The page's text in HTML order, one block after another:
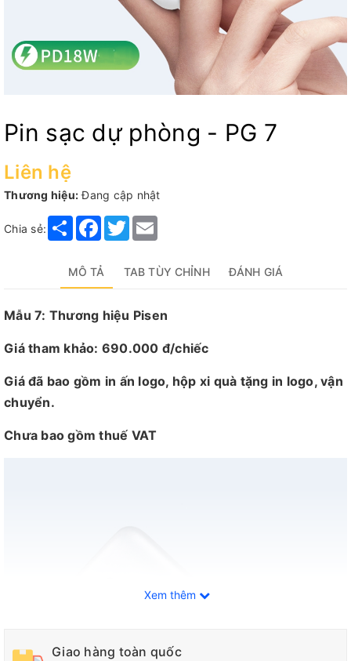
Pin sạc dự phòng - PG 7
Liên hệ
Thương hiệu: Đang cập nhật
Chia sẻ: Share Facebook
Twitter
MÔ TẢ TAB TÙY CHỈNH ĐÁNH GIÁ
Mẫu 7: Thương hiệu Pisen
Giá tham khảo: 690.000 đ/chiếc
Giá đã bao gồm in ấn logo, hộp xi quà tặng in logo, vận
chuyển.
Chưa bao gồm thuế VAT
Xem thêm
Giao hàng toàn quốc